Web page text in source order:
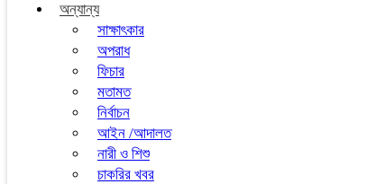
অন্যান্য
সাক্ষাৎকার
অপরাধ
ফিচার
মতামত
নির্বাচন
আইন /আদালত
নারী ও শিশু
চাকরির খবর